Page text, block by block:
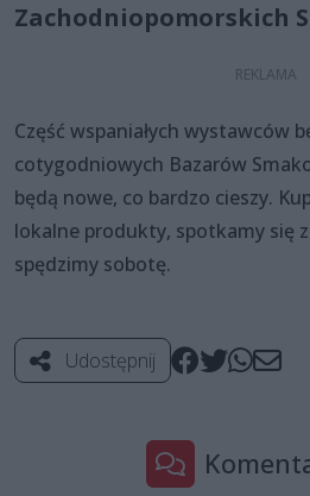
Zachodniopomorskich
Część wspaniałych wystawców
cotygodniowych Bazarów
będą nowe, co bardzo cieszy.
lokalne produkty, spotkamy się
spędzimy sobotę.
Udostępnij